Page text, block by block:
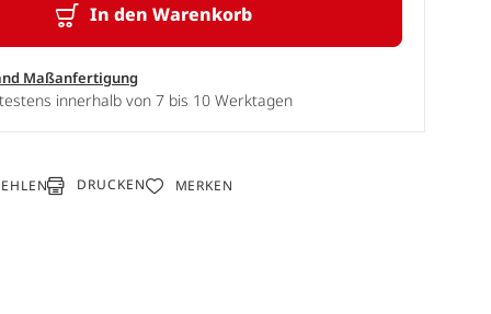
In den Warenkorb
Maßanfertigung
innerhalb von 7 bis 10 Werktagen
DRUCKEN MERKEN